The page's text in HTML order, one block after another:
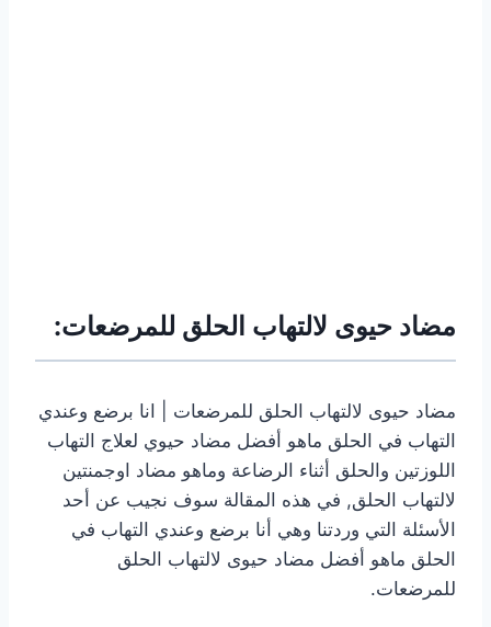
مضاد حيوى لالتهاب الحلق للمرضعات:
مضاد حيوى لالتهاب الحلق للمرضعات | انا برضع وعندي
التهاب في الحلق ماهو أفضل مضاد حيوي لعلاج التهاب
اللوزتين والحلق أثناء الرضاعة وماهو مضاد اوجمنتين
لالتهاب الحلق, في هذه المقالة سوف نجيب عن أحد
الأسئلة التي وردتنا وهي أنا برضع وعندي التهاب في
الحلق ماهو أفضل مضاد حيوى لالتهاب الحلق
للمرضعات.